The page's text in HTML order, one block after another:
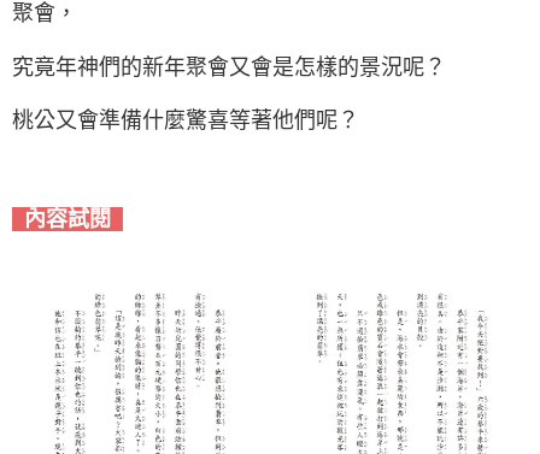
聚會，
究竟年神們的新年聚會又會是怎樣的景況呢？
桃公又會準備什麼驚喜等著他們呢？
內容試閱